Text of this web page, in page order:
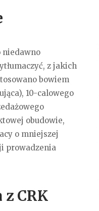
niedawno
z jakich
bowiem
10-calowego
obudowie,
o mniejszej
prowadzenia
CRK